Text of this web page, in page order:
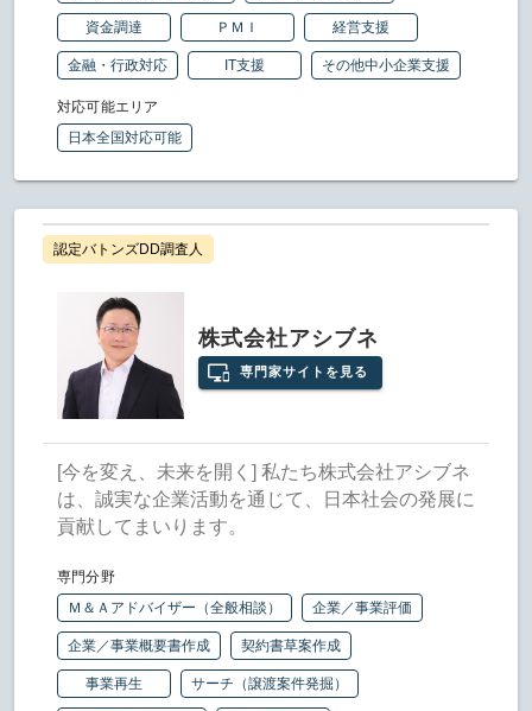
資金調達 ＰＭＩ 経営支援
金融・行政対応 IT支援 その他中小企業支援
対応可能エリア
日本全国対応可能
認定バトンズDD調査人
株式会社アシブネ
専門家サイトを見る
[今を変え、未来を開く] 私たち株式会社アシブネ
は、誠実な企業活動を通じて、日本社会の発展に
貢献してまいります。
専門分野
Ｍ＆Ａアドバイザー（全般相談）
企業／事業評価
企業／事業概要書作成 契約書草案作成
事業再生 サーチ（譲渡案件発掘）